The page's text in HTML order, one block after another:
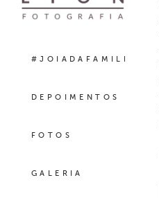
#JOIADAFAMILIA
DEPOIMENTOS
FOTOS
GALERIA